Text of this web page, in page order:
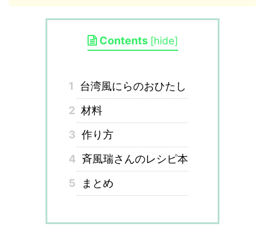
Contents [hide]
1
台湾風にらのおひたし
2 材料
3 作り方
4 斉風瑞さんのレシピ本
5
まとめ